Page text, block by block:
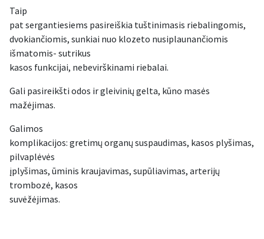
Taip
pat sergantiesiems pasireiškia tuštinimasis riebalingomis,
dvokiančiomis, sunkiai nuo klozeto nusiplaunančiomis
išmatomis- sutrikus
kasos funkcijai, nebevirškinami riebalai.
Gali pasireikšti odos ir gleivinių gelta, kūno masės
mažėjimas.
Galimos
komplikacijos: gretimų organų suspaudimas, kasos plyšimas,
pilvaplėvės
įplyšimas, ūminis kraujavimas, supūliavimas, arterijų
trombozė, kasos
suvėžėjimas.